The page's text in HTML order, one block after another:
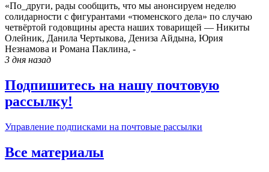
​«По_други, рады сообщить, что мы анонсируем неделю
солидарности с фигурантами «тюменского дела» по случаю
четвёртой годовщины ареста наших товарищей — Никиты
Олейник, Данила Чертыкова, Дениза Айдына, Юрия
Незнамова и Романа Паклина, -
3 дня назад
Подпишитесь на нашу почтовую
рассылку!
Управление подписками на почтовые рассылки
Все материалы